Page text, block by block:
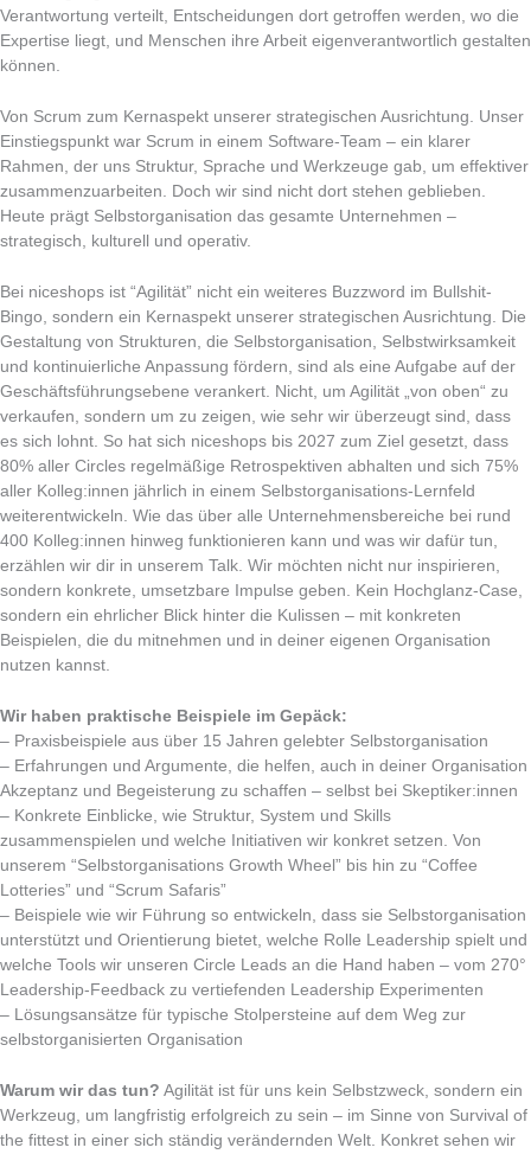
Verantwortung verteilt, Entscheidungen dort getroffen werden, wo die
Expertise liegt, und Menschen ihre Arbeit eigenverantwortlich gestalten
können.
Von Scrum zum Kernaspekt unserer strategischen Ausrichtung. Unser
Einstiegspunkt war Scrum in einem Software-Team – ein klarer
Rahmen, der uns Struktur, Sprache und Werkzeuge gab, um effektiver
zusammenzuarbeiten. Doch wir sind nicht dort stehen geblieben.
Heute prägt Selbstorganisation das gesamte Unternehmen –
strategisch, kulturell und operativ.
Bei niceshops ist “Agilität” nicht ein weiteres Buzzword im Bullshit-
Bingo, sondern ein Kernaspekt unserer strategischen Ausrichtung. Die
Gestaltung von Strukturen, die Selbstorganisation, Selbstwirksamkeit
und kontinuierliche Anpassung fördern, sind als eine Aufgabe auf der
Geschäftsführungsebene verankert. Nicht, um Agilität „von oben“ zu
verkaufen, sondern um zu zeigen, wie sehr wir überzeugt sind, dass
es sich lohnt. So hat sich niceshops bis 2027 zum Ziel gesetzt, dass
80% aller Circles regelmäßige Retrospektiven abhalten und sich 75%
aller Kolleg:innen jährlich in einem Selbstorganisations-Lernfeld
weiterentwickeln. Wie das über alle Unternehmensbereiche bei rund
400 Kolleg:innen hinweg funktionieren kann und was wir dafür tun,
erzählen wir dir in unserem Talk. Wir möchten nicht nur inspirieren,
sondern konkrete, umsetzbare Impulse geben. Kein Hochglanz-Case,
sondern ein ehrlicher Blick hinter die Kulissen – mit konkreten
Beispielen, die du mitnehmen und in deiner eigenen Organisation
nutzen kannst.
Wir haben praktische Beispiele im Gepäck:
– Praxisbeispiele aus über 15 Jahren gelebter Selbstorganisation
– Erfahrungen und Argumente, die helfen, auch in deiner Organisation
Akzeptanz und Begeisterung zu schaffen – selbst bei Skeptiker:innen
– Konkrete Einblicke, wie Struktur, System und Skills
zusammenspielen und welche Initiativen wir konkret setzen. Von
unserem “Selbstorganisations Growth Wheel” bis hin zu “Coffee
Lotteries” und “Scrum Safaris”
– Beispiele wie wir Führung so entwickeln, dass sie Selbstorganisation
unterstützt und Orientierung bietet, welche Rolle Leadership spielt und
welche Tools wir unseren Circle Leads an die Hand haben – vom 270°
Leadership-Feedback zu vertiefenden Leadership Experimenten
– Lösungsansätze für typische Stolpersteine auf dem Weg zur
selbstorganisierten Organisation
Warum wir das tun? Agilität ist für uns kein Selbstzweck, sondern ein
Werkzeug, um langfristig erfolgreich zu sein – im Sinne von Survival of
the fittest in einer sich ständig verändernden Welt. Konkret sehen wir